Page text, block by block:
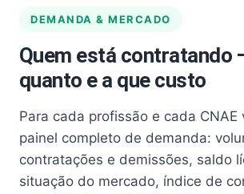
DEMANDA & MERCADO
Quem está contratando
quanto e a que custo
Para cada profissão e cada CNAE
painel completo de demanda:
contratações e demissões, saldo
situação do mercado, índice de